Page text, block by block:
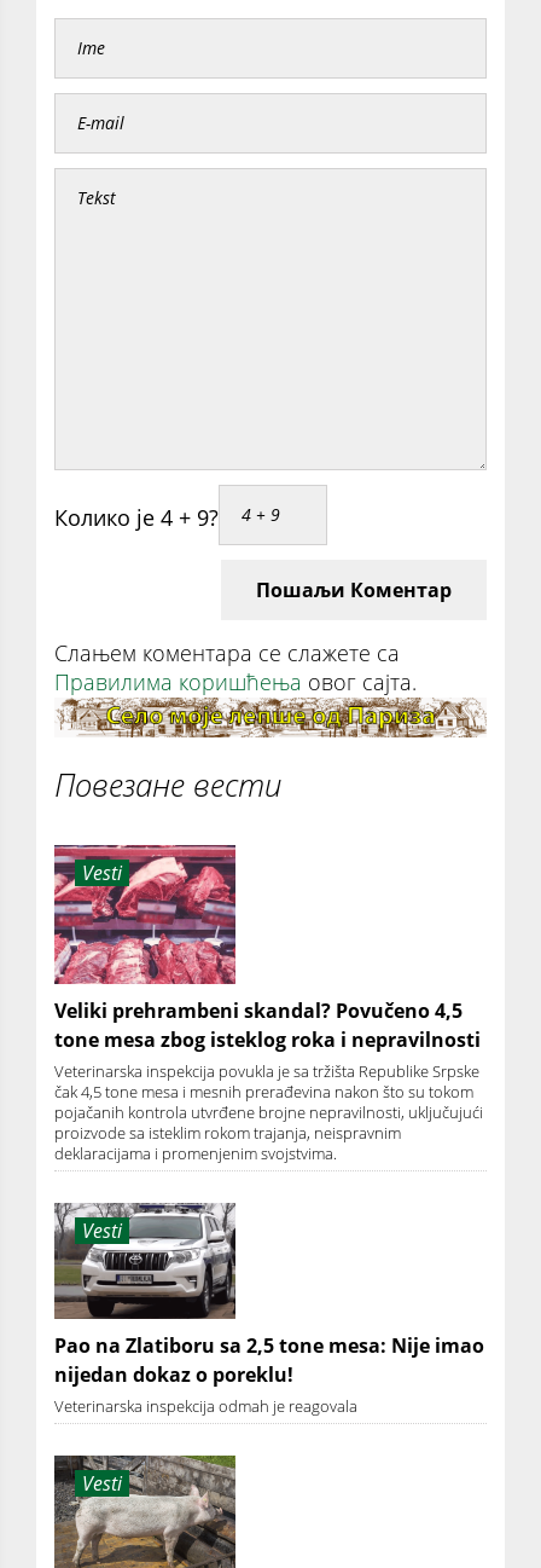
Колико је 4 + 9?
Пошаљи Коментар
Слањем коментара се слажете са
Правилима коришћења овог сајта.
Повезане вести
Vesti
Veliki prehrambeni skandal? Povučeno 4,5
tone mesa zbog isteklog roka i nepravilnosti
Veterinarska inspekcija povukla je sa tržišta Republike Srpske
čak 4,5 tone mesa i mesnih prerađevina nakon što su tokom
pojačanih kontrola utvrđene brojne nepravilnosti, uključujući
proizvode sa isteklim rokom trajanja, neispravnim
deklaracijama i promenjenim svojstvima.
Vesti
Pao na Zlatiboru sa 2,5 tone mesa: Nije imao
nijedan dokaz o poreklu!
Veterinarska inspekcija odmah je reagovala
Vesti